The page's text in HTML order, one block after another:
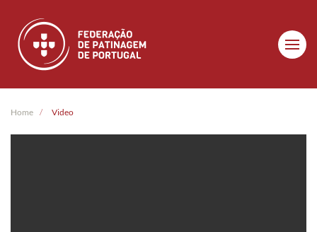
Skip to main content
Home Video